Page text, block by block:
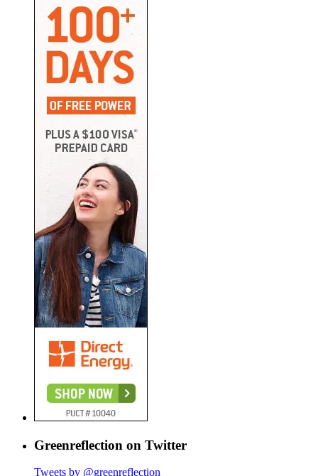
Greenreflection on Twitter
Tweets by @greenreflection